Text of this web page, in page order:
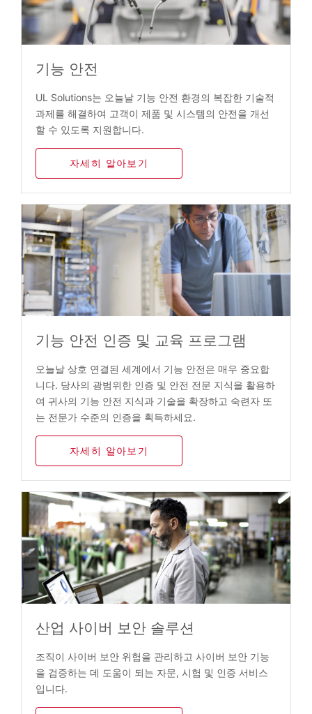
기능 안전
UL Solutions는 오늘날 기능 안전 환경의 복잡한 기술적
과제를 해결하여 고객이 제품 및 시스템의 안전을 개선
할 수 있도록 지원합니다.
자세히 알아보기
기능 안전 인증 및 교육 프로그램
오늘날 상호 연결된 세계에서 기능 안전은 매우 중요합
니다. 당사의 광범위한 인증 및 안전 전문 지식을 활용하
여 귀사의 기능 안전 지식과 기술을 확장하고 숙련자 또
는 전문가 수준의 인증을 획득하세요.
자세히 알아보기
산업 사이버 보안 솔루션
조직이 사이버 보안 위험을 관리하고 사이버 보안 기능
을 검증하는 데 도움이 되는 자문, 시험 및 인증 서비스
입니다.